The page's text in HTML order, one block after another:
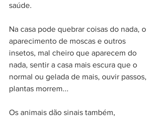
saúde.
Na casa pode quebrar coisas do nada, o
aparecimento de moscas e outros
insetos, mal cheiro que aparecem do
nada, sentir a casa mais escura que o
normal ou gelada de mais, ouvir passos,
plantas morrem...
Os animais dão sinais também,